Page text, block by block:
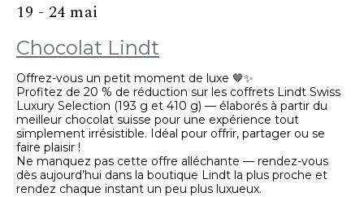
19 - 24 mai
Chocolat Lindt
Offrez-vous un petit moment de luxe 🤎✨
Profitez de 20 % de réduction sur les coffrets Lindt Swiss
Luxury Selection (193 g et 410 g) — élaborés à partir du
meilleur chocolat suisse pour une expérience tout
simplement irrésistible. Idéal pour offrir, partager ou se
faire plaisir !
Ne manquez pas cette offre alléchante — rendez-vous
dès aujourd’hui dans la boutique Lindt la plus proche et
rendez chaque instant un peu plus luxueux.